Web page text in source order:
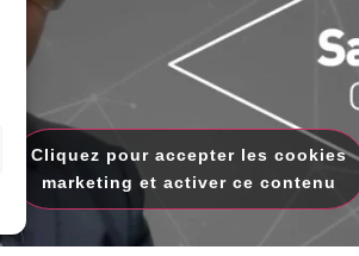
Cliquez pour accepter les cookies
marketing et activer ce contenu